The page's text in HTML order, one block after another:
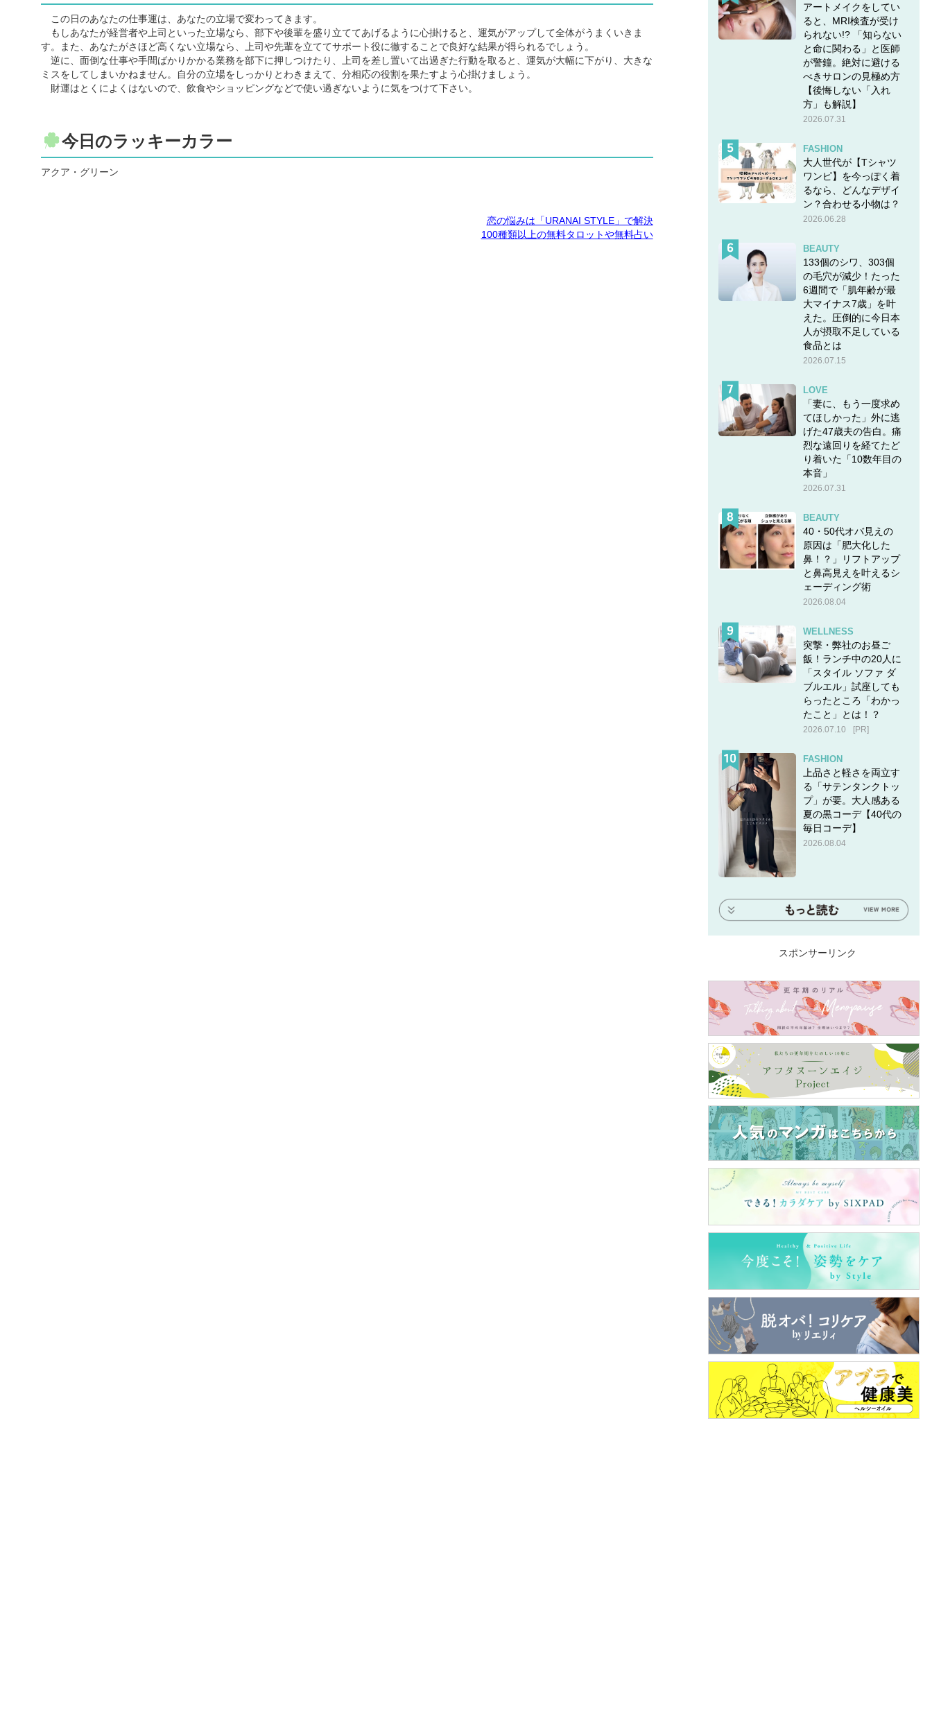
この日のあなたの仕事運は、あなたの立場で変わってきます。
もしあなたが経営者や上司といった立場なら、部下や後輩を盛り立ててあげるように心掛けると、運気がアップして全体がうまくいきま
す。また、あなたがさほど高くない立場なら、上司や先輩を立ててサポート役に徹することで良好な結果が得られるでしょう。
逆に、面倒な仕事や手間ばかりかかる業務を部下に押しつけたり、上司を差し置いて出過ぎた行動を取ると、運気が大幅に下がり、大きな
ミスをしてしまいかねません。自分の立場をしっかりとわきまえて、分相応の役割を果たすよう心掛けましょう。
財運はとくによくはないので、飲食やショッピングなどで使い過ぎないように気をつけて下さい。
今日のラッキーカラー
アクア・グリーン
恋の悩みは「URANAI STYLE」で解決
100種類以上の無料タロットや無料占い
アートメイクをしてい
ると、MRI検査が受け
られない!? 「知らない
と命に関わる」と医師
が警鐘。絶対に避ける
べきサロンの見極め方
【後悔しない「入れ
方」も解説】
2026.07.31
FASHION
大人世代が【Tシャツ
ワンピ】を今っぽく着
るなら、どんなデザイ
ン？合わせる小物は？
2026.06.28
BEAUTY
133個のシワ、303個
の毛穴が減少！たった
6週間で「肌年齢が最
大マイナス7歳」を叶
えた。圧倒的に今日本
人が摂取不足している
食品とは
2026.07.15
LOVE
「妻に、もう一度求め
てほしかった」外に逃
げた47歳夫の告白。痛
烈な遠回りを経てたど
り着いた「10数年目の
本音」
2026.07.31
BEAUTY
40・50代オバ見えの
原因は「肥大化した
鼻！？」リフトアップ
と鼻高見えを叶えるシ
ェーディング術
2026.08.04
WELLNESS
突撃・弊社のお昼ご
飯！ランチ中の20人に
「スタイル ソファ ダ
ブルエル」試座しても
らったところ「わかっ
たこと」とは！？
2026.07.10 [PR]
FASHION
上品さと軽さを両立す
る「サテンタンクトッ
プ」が要。大人感ある
夏の黒コーデ【40代の
毎日コーデ】
2026.08.04
スポンサーリンク